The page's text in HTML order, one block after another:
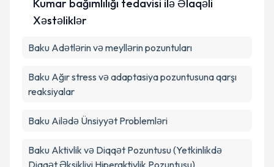
edilməsinə razılıq verirəm.
Təqvim Tələbini Göndər
Kumar bağımlılığı tedavisi ilə Əlaqəli
Xəstəliklər
Baku Adətlərin və meyllərin pozuntuları
Baku Ağır stress və adaptasiya pozuntusuna qarşı
reaksiyalar
Baku Ailədə Ünsiyyət Problemləri
Baku Aktivlik və Diqqət Pozuntusu (Yetkinlikdə
Diqqət Əksikliyi Hiperaktivlik Pozuntusu)